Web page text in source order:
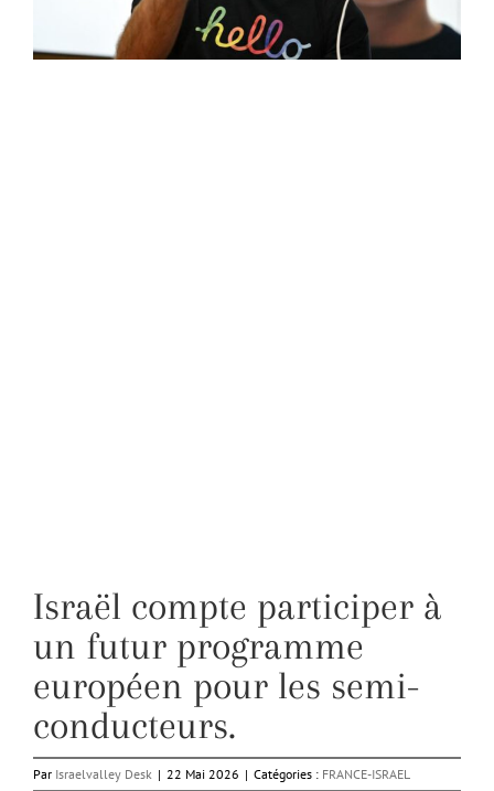
Israël compte participer à
un futur programme
européen pour les semi-
conducteurs.
Par Israelvalley Desk | 22 Mai 2026 | Catégories : FRANCE-ISRAEL